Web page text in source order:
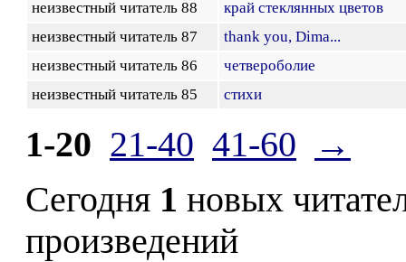
неизвестный читатель 88
край стеклянных цветов
неизвестный читатель 87
thank you, Dima...
неизвестный читатель 86
четвероболие
неизвестный читатель 85
стихи
1-20 21-40 41-60
→
Сегодня 1 новых
произведений